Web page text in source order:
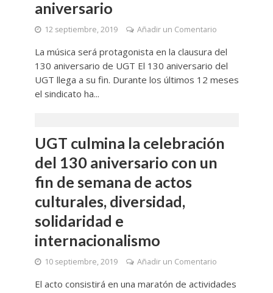
aniversario
12 septiembre, 2019 Añadir un Comentario
La música será protagonista en la clausura del
130 aniversario de UGT El 130 aniversario del
UGT llega a su fin. Durante los últimos 12 meses
el sindicato ha...
UGT culmina la celebración
del 130 aniversario con un
fin de semana de actos
culturales, diversidad,
solidaridad e
internacionalismo
10 septiembre, 2019 Añadir un Comentario
El acto consistirá en una maratón de actividades